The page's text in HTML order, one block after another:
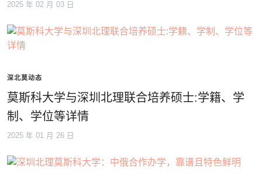
2025 年 02 月 03 日
深北莫动态
莫斯科大学与深圳北理联合培养硕士:学籍、学
制、学位等详情
2025 年 01 月 26 日